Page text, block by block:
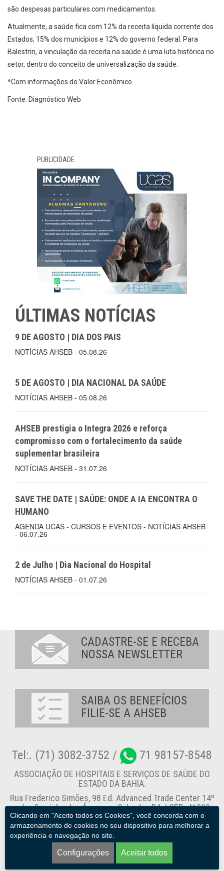
são despesas particulares com medicamentos.
Atualmente, a saúde fica com 12% da receita líquida corrente dos
Estados, 15% dos municípios e 12% do governo federal. Para
Balestrin, a vinculação da receita na saúde é uma luta histórica no
setor, dentro do conceito de universalização da saúde.
*Com informações do Valor Econômico.
Fonte: Diagnóstico Web
PUBLICIDADE
ÚLTIMAS NOTÍCIAS
9 DE AGOSTO | DIA DOS PAIS
NOTÍCIAS AHSEB - 05.08.26
5 DE AGOSTO | DIA NACIONAL DA SAÚDE
NOTÍCIAS AHSEB - 05.08.26
AHSEB prestigia o Integra 2026 e reforça
compromisso com o fortalecimento da saúde
suplementar brasileira
NOTÍCIAS AHSEB - 31.07.26
SAVE THE DATE | SAÚDE: ONDE A IA ENCONTRA O
HUMANO
AGENDA UCAS - CURSOS E EVENTOS - NOTÍCIAS AHSEB
- 06.07.26
2 de Julho | Dia Nacional do Hospital
NOTÍCIAS AHSEB - 01.07.26
Clicando em "Aceito todos os Cookies", você concorda com o
armazenamento de cookies no seu dispositivo para melhorar a
experiência e navegação no site.
Configurações Aceitar todos
CADASTRE-SE E RECEBA
NOSSA NEWSLETTER
SAIBA OS BENEFÍCIOS
FILIE-SE A AHSEB
Tel:. (71) 3082-3752 / 71 98157-8548
ASSOCIAÇÃO DE HOSPITAIS E SERVIÇOS DE SAÚDE DO
ESTADO DA BAHIA.
Rua Frederico Simões, 98 Ed. Advanced Trade Center 14º
andar, Caminho das Árvores - Salvador-BA / CEP: 41820-
774
Canal de Denúncia
AHSEB. © 2013 - 2026. Todos os direitos reservados.